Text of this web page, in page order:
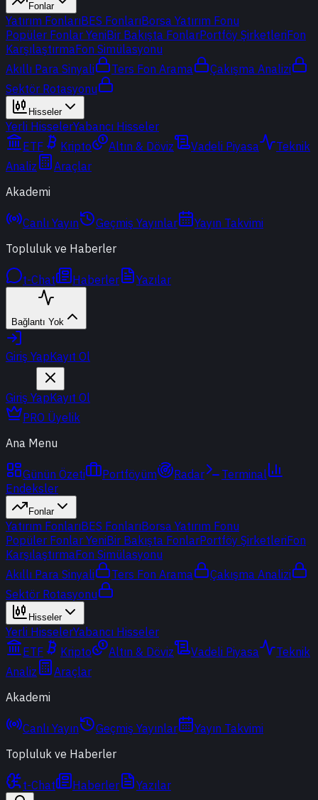
Fonlar
Yatırım FonlarıBES FonlarıBorsa Yatırım Fonu
Popüler Fonlar YeniBir Bakışta FonlarPortföy ŞirketleriFon
KarşılaştırmaFon Simülasyonu
Akıllı Para Sinyali
Ters Fon Arama
Çakışma Analizi
Sektör Rotasyonu
Hisseler
Yerli HisselerYabancı Hisseler
ETF
Kripto Altın & Döviz Vadeli Piyasa
Teknik
Analiz
Araçlar
Akademi
Canlı Yayın Geçmiş Yayınlar
Yayın Takvimi
Topluluk ve Haberler
t-Chat Haberler Yazılar
Bağlantı Yok
Giriş YapKayıt Ol
Giriş YapKayıt Ol
PRO Üyelik
Ana Menu
Günün Özeti Portföyüm Radar
Terminal
Endeksler
Fonlar
Yatırım FonlarıBES FonlarıBorsa Yatırım Fonu
Popüler Fonlar YeniBir Bakışta FonlarPortföy ŞirketleriFon
KarşılaştırmaFon Simülasyonu
Akıllı Para Sinyali
Ters Fon Arama
Çakışma Analizi
Sektör Rotasyonu
Hisseler
Yerli HisselerYabancı Hisseler
ETF
Kripto Altın & Döviz Vadeli Piyasa
Teknik
Analiz
Araçlar
Akademi
Canlı Yayın Geçmiş Yayınlar
Yayın Takvimi
Topluluk ve Haberler
t-Chat Haberler Yazılar